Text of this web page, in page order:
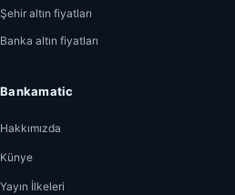
Şehir altın fiyatları
Banka altın fiyatları
Bankamatic
Hakkımızda
Künye
Yayın İlkeleri